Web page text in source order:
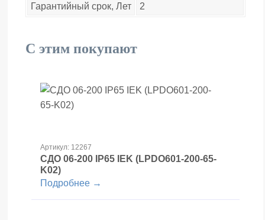
Гарантийный срок, Лет
2
С этим покупают
Артикул: 12267
СДО 06-200 IP65 IEK (LPDO601-200-65-
K02)
Подробнее →